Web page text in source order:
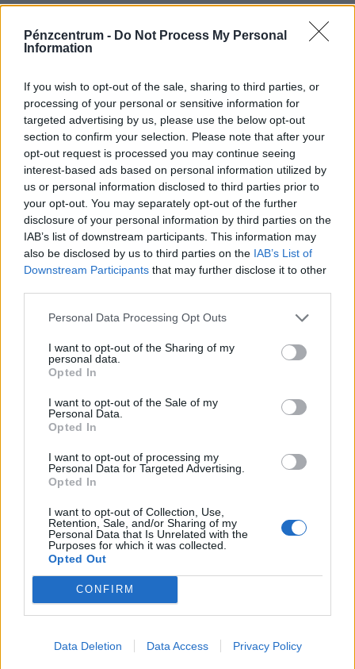
Pénzcentrum - Do Not Process My Personal
Information
If you wish to opt-out of the sale, sharing to third parties, or
processing of your personal or sensitive information for
targeted advertising by us, please use the below opt-out
section to confirm your selection. Please note that after your
opt-out request is processed you may continue seeing
interest-based ads based on personal information utilized by
us or personal information disclosed to third parties prior to
your opt-out. You may separately opt-out of the further
disclosure of your personal information by third parties on the
IAB’s list of downstream participants. This information may
also be disclosed by us to third parties on the IAB’s List of
Downstream Participants that may further disclose it to other
Personal Data Processing Opt Outs
I want to opt-out of the Sharing of my
personal data.
Opted In
I want to opt-out of the Sale of my
Personal Data.
Opted In
I want to opt-out of processing my
Personal Data for Targeted Advertising.
Opted In
I want to opt-out of Collection, Use,
Retention, Sale, and/or Sharing of my
Personal Data that Is Unrelated with the
Purposes for which it was collected.
Opted Out
CONFIRM
Data Deletion Data Access Privacy Policy
focistafizetéseknek: komoly korlátozást vezet
Korábban kiderült, hogy egy átlagos labdarúgó több mint
havi 1,6 milliót kereshet az NB I.-ben.
PÉNZCENTRUM| 2018. április 14. 11:30
Kiadták a figyelmeztetést: útlezárások és
korlátozások lesznek Budapesten
Számos járat közlekedése változni fog.
FRISS HÍREK Több friss hír
település elfoglalását jelentette be Moszkva
nagymestert: negyvenéves sorozat szakadt meg
Rengetegen kezdenek itt új életet 2026-ban:
ezekben a régiókban, városokban még fizetnek
is, hogy oda költözz
Ennyit kaszáltak Sebestyén Balázsék a 65 ezres
DJ Oti retró slágerkoncerttel a Szigeten
14:02
Nem is sejtik a gyanútlan vásárlók, mi jut a
szervezetükbe: elképesztő dolog derült ki az